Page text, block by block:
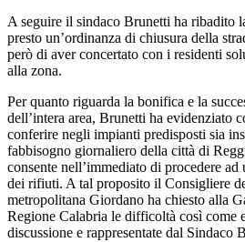
A seguire il sindaco Brunetti ha ribadito
presto un’ordinanza di chiusura della
però di aver concertato con i residenti
alla zona.
Per quanto riguarda la bonifica e la
dell’intera area, Brunetti ha evidenziato
conferire negli impianti predisposti sia
fabbisogno giornaliero della città di
consente nell’immediato di procedere
dei rifiuti. A tal proposito il Consigliere
metropolitana Giordano ha chiesto alla
Regione Calabria le difficoltà così come
discussione e rappresentate dal Sindaco